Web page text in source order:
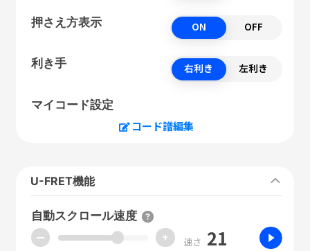
押さえ方表示 ON OFF
利き手 右利き 左利き
マイコード設定
コード譜編集
U-FRET機能
自動スクロール速度
ー + 速さ 21